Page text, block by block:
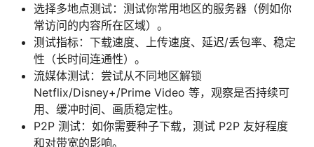
选择多地点测试：测试你常用地区的服务器（例如你
常访问的内容所在区域）。
测试指标：下载速度、上传速度、延迟/丢包率、稳定
性（长时间连通性）。
流媒体测试：尝试从不同地区解锁
Netflix/Disney+/Prime Video 等，观察是否持续可
用、缓冲时间、画质稳定性。
P2P 测试：如你需要种子下载，测试 P2P 友好程度
和对带宽的影响。